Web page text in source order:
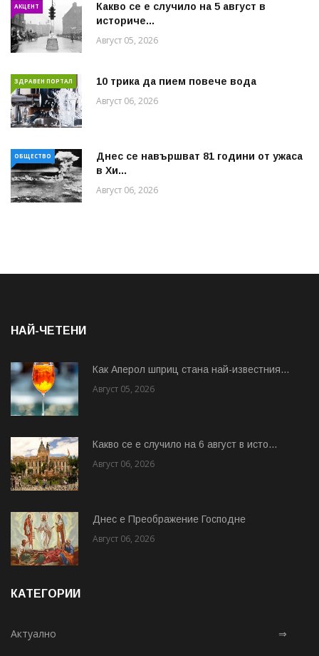
АКЦЕНТ
Какво се е случило на 5 август в
историче...
Август 05, 2026
ЗДРАВЕН ПОРТАЛ 10 трика да пием повече вода
Август 06, 2026
ОБЩЕСТВО
Днес се навършват 81 години от ужаса
в Хи...
Август 06, 2026
НАЙ-ЧЕТЕНИ
Как Аперол шприц стана най-известния...
Август 05, 2026
Какво се е случило на 6 август в исто...
Август 06, 2026
Днес е Преображение Господне
Август 06, 2026
КАТЕГОРИИ
Актуално ⇒